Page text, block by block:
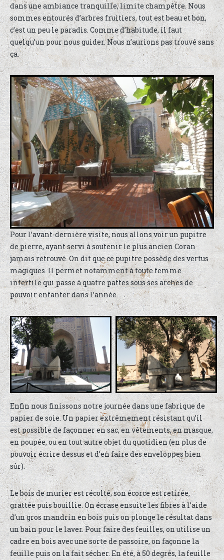
dans une ambiance tranquille, limite champêtre. Nous
sommes entourés d’arbres fruitiers, tout est beau et bon,
c’est un peu le paradis. Comme d’habitude, il faut
quelqu’un pour nous guider. Nous n’aurions pas trouvé sans
ça.
Pour l’avant-dernière visite, nous allons voir un pupitre
de pierre, ayant servi à soutenir le plus ancien Coran
jamais retrouvé. On dit que ce pupitre possède des vertus
magiques. Il permet notamment à toute femme
infertile qui passe à quatre pattes sous ses arches de
pouvoir enfanter dans l’année.
Enfin nous finissons notre journée dans une fabrique de
papier de soie. Un papier extrêmement résistant qu’il
est possible de façonner en sac, en vêtements, en masque,
en poupée, ou en tout autre objet du quotidien (en plus de
pouvoir écrire dessus et d’en faire des enveloppes bien
sûr).
Le bois de murier est récolté, son écorce est retirée,
grattée puis bouillie. On écrase ensuite les fibres à l’aide
d’un gros mandrin en bois puis on plonge le résultat dans
un bain pour le laver. Pour faire des feuilles, on utilise un
cadre en bois avec une sorte de passoire, on façonne la
feuille puis on la fait sécher. En été, à 50 degrés, la feuille